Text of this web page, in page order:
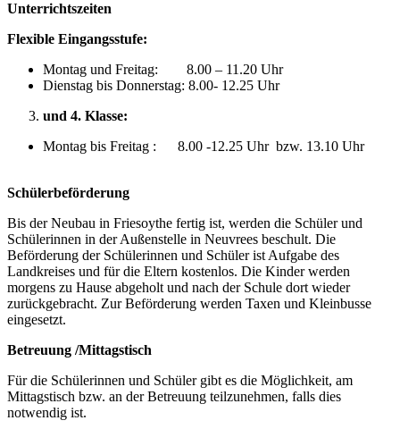
Unterrichtszeiten
Flexible Eingangsstufe:
Montag und Freitag: 8.00 – 11.20 Uhr
Dienstag bis Donnerstag: 8.00- 12.25 Uhr
und 4. Klasse:
Montag bis Freitag : 8.00 -12.25 Uhr bzw. 13.10 Uhr
Schülerbeförderung
Bis der Neubau in Friesoythe fertig ist, werden die Schüler und
Schülerinnen in der Außenstelle in Neuvrees beschult. Die
Beförderung der Schülerinnen und Schüler ist Aufgabe des
Landkreises und für die Eltern kostenlos. Die Kinder werden
morgens zu Hause abgeholt und nach der Schule dort wieder
zurückgebracht. Zur Beförderung werden Taxen und Kleinbusse
eingesetzt.
Betreuung /Mittagstisch
Für die Schülerinnen und Schüler gibt es die Möglichkeit, am
Mittagstisch bzw. an der Betreuung teilzunehmen, falls dies
notwendig ist.